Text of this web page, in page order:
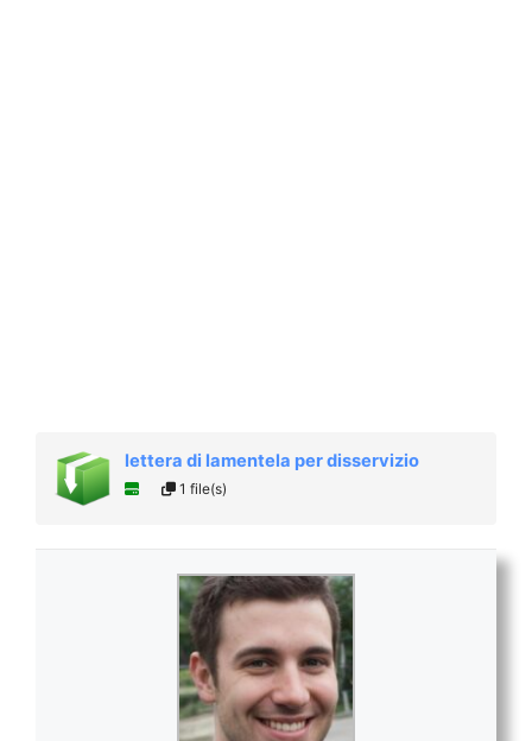
lettera di lamentela per disservizio
1 file(s)